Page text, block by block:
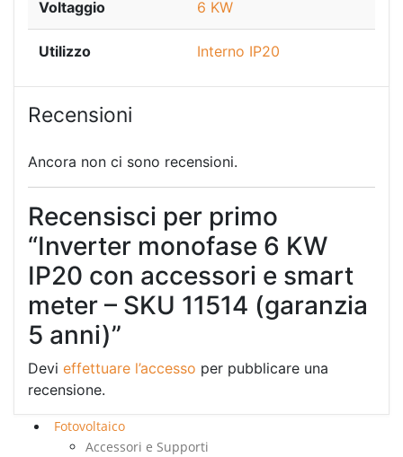
Voltaggio 6 KW
Utilizzo Interno IP20
Recensioni
Ancora non ci sono recensioni.
Recensisci per primo
“Inverter monofase 6 KW
IP20 con accessori e smart
meter – SKU 11514 (garanzia
5 anni)”
Devi effettuare l’accesso per pubblicare una
recensione.
Fotovoltaico
Accessori e Supporti